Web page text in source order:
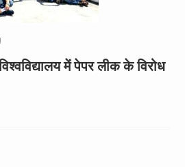
में पेपर लीक के विरोध